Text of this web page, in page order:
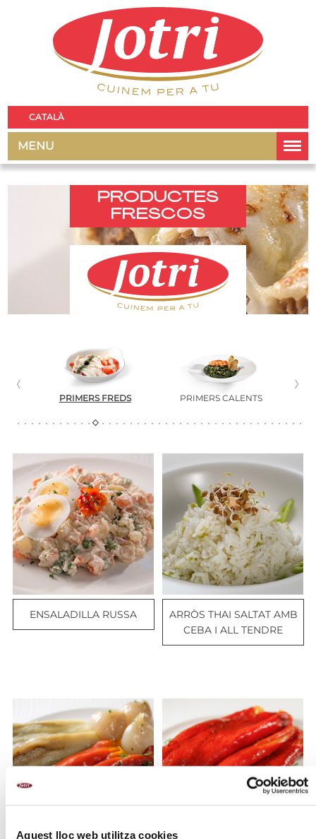
Aquest lloc web utilitza cookies
CATALÀ
MENU
PRODUCTES
FRESCOS
PRIMERS FREDS PRIMERS CALENTS
ENSALADILLA RUSSA
ARRÒS THAI SALTAT AMB
CEBA I ALL TENDRE